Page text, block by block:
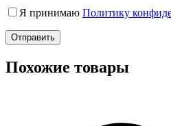
Я принимаю Политику
Отправить
Похожие товары